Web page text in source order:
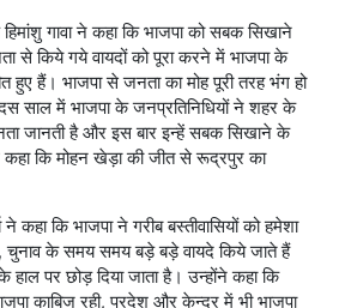
गावा ने कहा कि भाजपा को सबक सिखाने
से किये गये वायदों को पूरा करने में भाजपा के
हुए हैं। भाजपा से जनता का मोह पूरी तरह भंग हो
साल में भाजपा के जनप्रतिनिधियों ने शहर के
जानती है और इस बार इन्हें सबक सिखाने के
कहा कि मोहन खेड़ा की जीत से रूद्रपुर का
ने कहा कि भाजपा ने गरीब बस्तीवासियों को हमेशा
चुनाव के समय समय बड़े बड़े वायदे किये जाते हैं
पर छोड़ दिया जाता है। उन्होंने कहा कि
काबिज रही, प्रदेश और केन्द्र में भी भाजपा